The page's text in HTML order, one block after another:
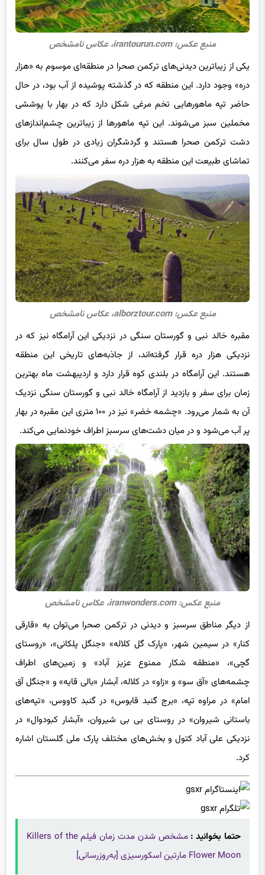
منبع عکس: irantourun.com، عکاس نامشخص
یکی از زیباترین دیدنی‌های ترکمن صحرا در منطقه‌ای موسوم به «هزار
دره» وجود دارد. این منطقه که در گذشته پوشیده از آب بود، در حال
حاضر تپه ماهورهایی تخم مرغی شکل دارد که در بهار با پوششی
مخملین سبز می‌شوند. این تپه ماهورها از زیباترین چشم‌اندازهای
دشت ترکمن صحرا هستند و گردشگران زیادی در طول سال برای
تماشای طبیعت این منطقه به هزار دره سفر می‌کنند.
منبع عکس: alborztour.com، عکاس نامشخص
مقبره خالد نبی و گورستان سنگی در نزدیکی این آرامگاه نیز که در
نزدیکی هزار دره قرار گرفته‌اند، از جاذبه‌های تاریخی این منطقه
هستند. این آرامگاه در بلندی کوه قرار دارد و اردیبهشت ماه بهترین
زمان برای سفر و بازدید از آرامگاه خالد نبی و گورستان سنگی نزدیک
آن به شمار می‌رود. «چشمه خضر» نیز در ۱۰۰ متری این مقبره در بهار
پر آب می‌شود و در میان دشت‌های سرسبز اطراف خودنمایی می‌کند.
منبع عکس: iranwonders.com، عکاس نامشخص
از دیگر مناطق سرسبز و دیدنی در ترکمن صحرا می‌توان به «قارقی
کنار» در سیمین شهر، «پارک گل کلاله» «جنگل پلکانی»، «روستای
گچی»، «منطقه شکار ممنوع عزیز آباد» و زمین‌های اطراف
چشمه‌های «آق سو» و «زاو» در کلاله، آبشار «بالی قایه» و «جنگل آق
امام» در مراوه تپه، «برج گنبد قابوس» در گنبد کاووس، «تپه‌های
باستانی شیروان» در روستای بی بی شیروان، «آبشار کبودوال» در
نزدیکی علی آباد کتول و بخش‌های مختلف پارک ملی گلستان اشاره
کرد.
حتما بخوانید :
مشخص شدن مدت زمان فیلم Killers of the
Flower Moon مارتین اسکورسیزی [به‌روزرسانی]